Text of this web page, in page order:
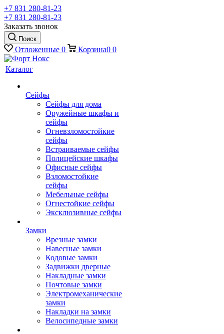
+7 831 280-81-23
+7 831 280-81-23
Заказать звонок
Поиск
Отложенные 0 Корзина0 0
Каталог
Сейфы
Сейфы для дома
Оружейные шкафы и
сейфы
Огневзломостойкие
сейфы
Встраиваемые сейфы
Полицейские шкафы
Офисные сейфы
Взломостойкие
сейфы
Мебельные сейфы
Огнестойкие сейфы
Эксклюзивные сейфы
Замки
Врезные замки
Навесные замки
Кодовые замки
Задвижки дверные
Накладные замки
Почтовые замки
Электромеханические
замки
Накладки на замки
Велосипедные замки